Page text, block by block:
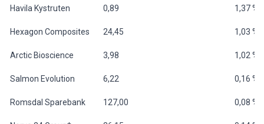
Havila Kystruten 0,89 1,37 %
Hexagon Composites 24,45 1,03 %
Arctic Bioscience 3,98 1,02 %
Salmon Evolution 6,22 0,16 %
Romsdal Sparebank 127,00 0,08 %